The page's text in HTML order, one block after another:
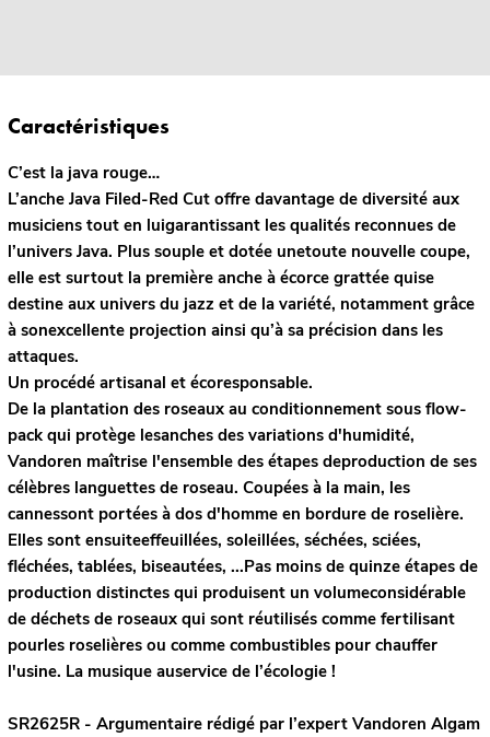
Caractéristiques
C’est la java rouge…
L’anche Java Filed-Red Cut offre davantage de diversité aux
musiciens tout en luigarantissant les qualités reconnues de
l’univers Java. Plus souple et dotée unetoute nouvelle coupe,
elle est surtout la première anche à écorce grattée quise
destine aux univers du jazz et de la variété, notamment grâce
à sonexcellente projection ainsi qu’à sa précision dans les
attaques.
Un procédé artisanal et écoresponsable.
De la plantation des roseaux au conditionnement sous flow-
pack qui protège lesanches des variations d'humidité,
Vandoren maîtrise l'ensemble des étapes deproduction de ses
célèbres languettes de roseau. Coupées à la main, les
cannessont portées à dos d'homme en bordure de roselière.
Elles sont ensuiteeffeuillées, soleillées, séchées, sciées,
fléchées, tablées, biseautées, ...Pas moins de quinze étapes de
production distinctes qui produisent un volumeconsidérable
de déchets de roseaux qui sont réutilisés comme fertilisant
pourles roselières ou comme combustibles pour chauffer
l'usine. La musique auservice de l’écologie !
SR2625R - Argumentaire rédigé par l’expert Vandoren Algam